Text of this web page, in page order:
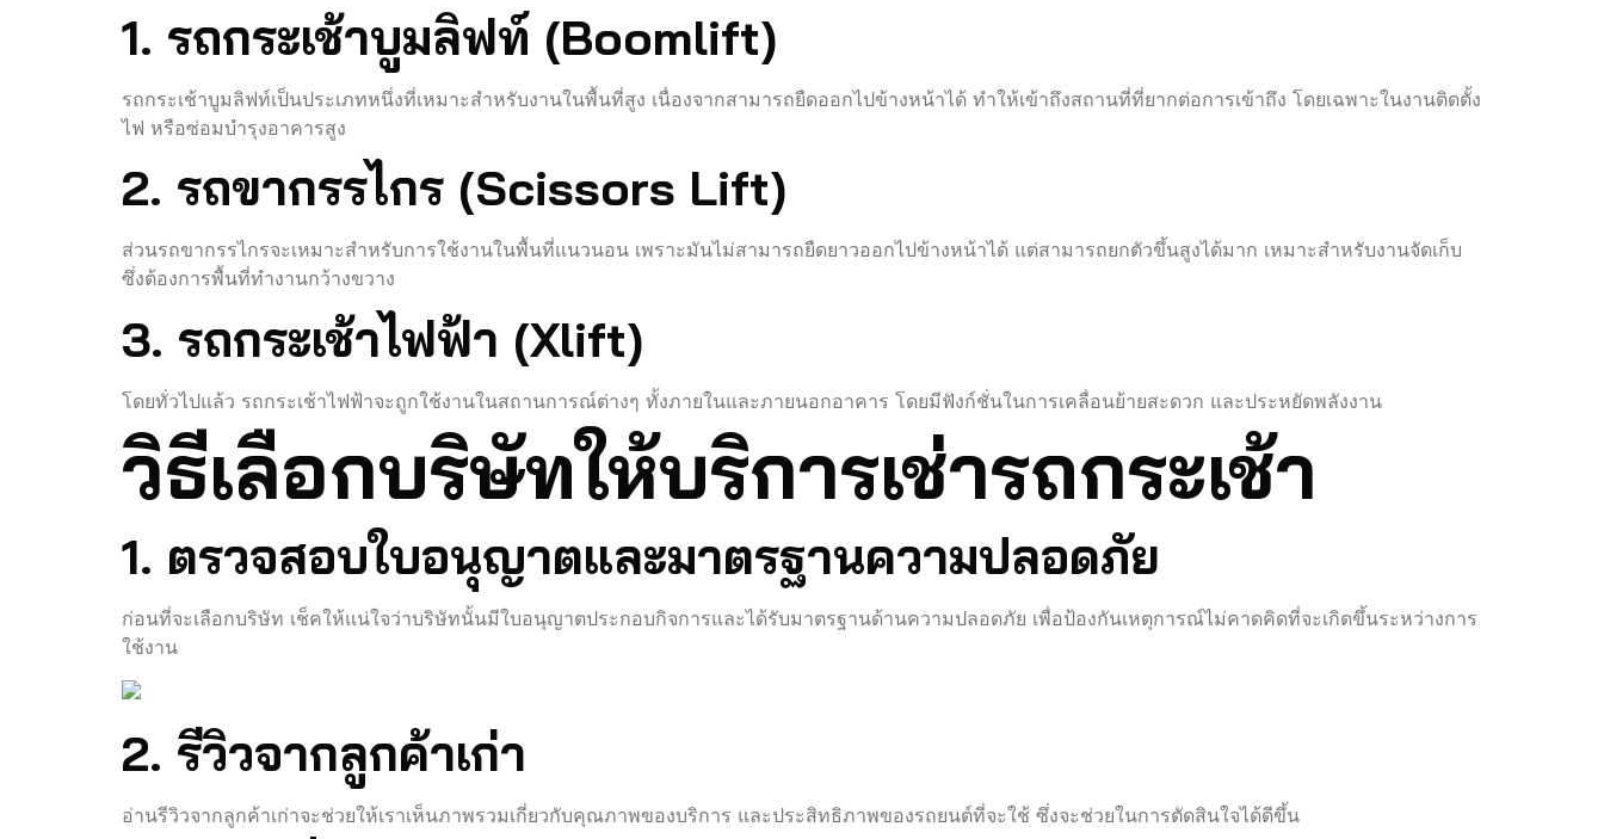
1. รถกระเช้าบูมลิฟท์ (Boomlift)
รถกระเช้าบูมลิฟท์เป็นประเภทหนึ่งที่เหมาะสำหรับงานในพื้นที่สูง เนื่องจากสามารถยืดออกไปข้างหน้าได้ ทำให้เข้าถึงสถานที่ที่ยากต่อการเข้าถึง โดยเฉพาะในงานติดตั้ง
ไฟ หรือซ่อมบำรุงอาคารสูง
2. รถขากรรไกร (Scissors Lift)
ส่วนรถขากรรไกรจะเหมาะสำหรับการใช้งานในพื้นที่แนวนอน เพราะมันไม่สามารถยืดยาวออกไปข้างหน้าได้ แต่สามารถยกตัวขึ้นสูงได้มาก เหมาะสำหรับงานจัดเก็บ
ซึ่งต้องการพื้นที่ทำงานกว้างขวาง
3. รถกระเช้าไฟฟ้า (Xlift)
โดยทั่วไปแล้ว รถกระเช้าไฟฟ้าจะถูกใช้งานในสถานการณ์ต่างๆ ทั้งภายในและภายนอกอาคาร โดยมีฟังก์ชั่นในการเคลื่อนย้ายสะดวก และประหยัดพลังงาน
วิธีเลือกบริษัทให้บริการเช่ารถกระเช้า
1. ตรวจสอบใบอนุญาตและมาตรฐานความปลอดภัย
ก่อนที่จะเลือกบริษัท เช็คให้แน่ใจว่าบริษัทนั้นมีใบอนุญาตประกอบกิจการและได้รับมาตรฐานด้านความปลอดภัย เพื่อป้องกันเหตุการณ์ไม่คาดคิดที่จะเกิดขึ้นระหว่างการ
ใช้งาน
2. รีวิวจากลูกค้าเก่า
อ่านรีวิวจากลูกค้าเก่าจะช่วยให้เราเห็นภาพรวมเกี่ยวกับคุณภาพของบริการ และประสิทธิภาพของรถยนต์ที่จะใช้ ซึ่งจะช่วยในการตัดสินใจได้ดีขึ้น